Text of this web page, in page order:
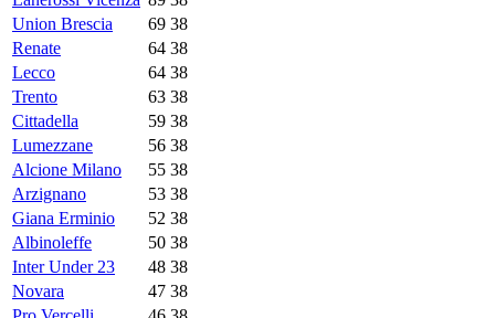
Union Brescia
69 38
Renate
64 38
Lecco
64 38
Trento
63 38
Cittadella
59 38
Lumezzane
56 38
Alcione Milano
55 38
Arzignano
53 38
Giana Erminio
52 38
Albinoleffe
50 38
Inter Under 23
48 38
Novara
47 38